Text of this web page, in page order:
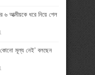
৬ আত্মীয়কে ধরে নিয়ে গেল
কোনো মূল্য নেই’ বলছেন